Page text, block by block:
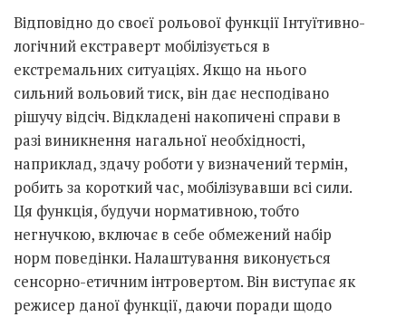
Відповідно до своєї рольової функції Інтуїтивно-
логічний екстраверт мобілізується в
екстремальних ситуаціях. Якщо на нього
сильний вольовий тиск, він дає несподівано
рішучу відсіч. Відкладені накопичені справи в
разі виникнення нагальної необхідності,
наприклад, здачу роботи у визначений термін,
робить за короткий час, мобілізувавши всі сили.
Ця функція, будучи нормативною, тобто
негнучкою, включає в себе обмежений набір
норм поведінки. Налаштування виконується
сенсорно-етичним інтровертом. Він виступає як
режисер даної функції, даючи поради щодо